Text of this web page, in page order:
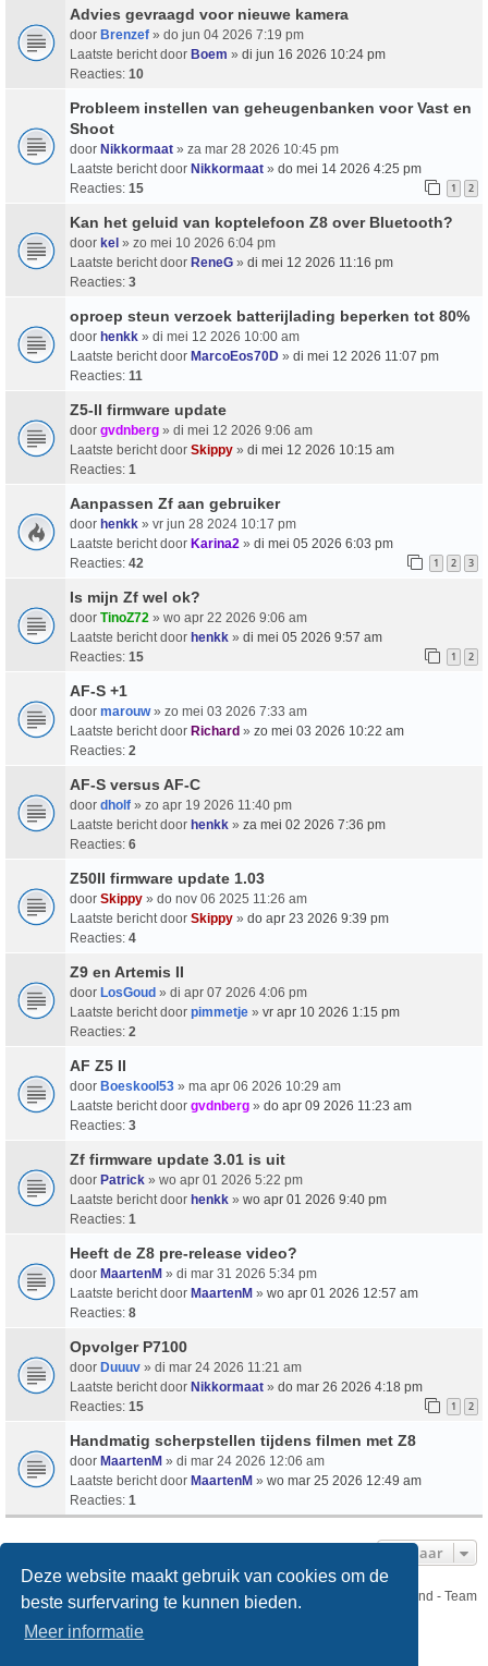
Deze website maakt gebruik van cookies om de
beste surfervaring te kunnen bieden.
Meer informatie
Advies gevraagd voor nieuwe kamera
door Brenzef » do jun 04 2026 7:19 pm
Laatste bericht door Boem » di jun 16 2026 10:24 pm
Reacties: 10
Probleem instellen van geheugenbanken voor Vast en
Shoot
door Nikkormaat » za mar 28 2026 10:45 pm
Laatste bericht door Nikkormaat » do mei 14 2026 4:25 pm
Reacties: 15 1 2
Kan het geluid van koptelefoon Z8 over Bluetooth?
door kel » zo mei 10 2026 6:04 pm
Laatste bericht door ReneG » di mei 12 2026 11:16 pm
Reacties: 3
oproep steun verzoek batterijlading beperken tot 80%
door henkk » di mei 12 2026 10:00 am
Laatste bericht door MarcoEos70D » di mei 12 2026 11:07 pm
Reacties: 11
Z5-II firmware update
door gvdnberg » di mei 12 2026 9:06 am
Laatste bericht door Skippy » di mei 12 2026 10:15 am
Reacties: 1
Aanpassen Zf aan gebruiker
door henkk » vr jun 28 2024 10:17 pm
Laatste bericht door Karina2 » di mei 05 2026 6:03 pm
Reacties: 42 1 2 3
Is mijn Zf wel ok?
door TinoZ72 » wo apr 22 2026 9:06 am
Laatste bericht door henkk » di mei 05 2026 9:57 am
Reacties: 15 1 2
AF-S +1
door marouw» zo mei 03 2026 7:33 am
Laatste bericht door Richard » zo mei 03 2026 10:22 am
Reacties: 2
AF-S versus AF-C
door dholf » zo apr 19 2026 11:40 pm
Laatste bericht door henkk » za mei 02 2026 7:36 pm
Reacties: 6
Z50II firmware update 1.03
door Skippy » do nov 06 2025 11:26 am
Laatste bericht door Skippy » do apr 23 2026 9:39 pm
Reacties: 4
Z9 en Artemis II
door LosGoud » di apr 07 2026 4:06 pm
Laatste bericht door pimmetje » vr apr 10 2026 1:15 pm
Reacties: 2
AF Z5 II
door Boeskool53 » ma apr 06 2026 10:29 am
Laatste bericht door gvdnberg » do apr 09 2026 11:23 am
Reacties: 3
Zf firmware update 3.01 is uit
door Patrick » wo apr 01 2026 5:22 pm
Laatste bericht door henkk » wo apr 01 2026 9:40 pm
Reacties: 1
Heeft de Z8 pre-release video?
door MaartenM » di mar 31 2026 5:34 pm
Laatste bericht door MaartenM » wo apr 01 2026 12:57 am
Reacties: 8
Opvolger P7100
door Duuuv » di mar 24 2026 11:21 am
Laatste bericht door Nikkormaat » do mar 26 2026 4:18 pm
Reacties: 15 1 2
Handmatig scherpstellen tijdens filmen met Z8
door MaartenM » di mar 24 2026 12:06 am
Laatste bericht door MaartenM » wo mar 25 2026 12:49 am
Reacties: 1
Ga Naar
Nikon Club Nederland - Team
Forum